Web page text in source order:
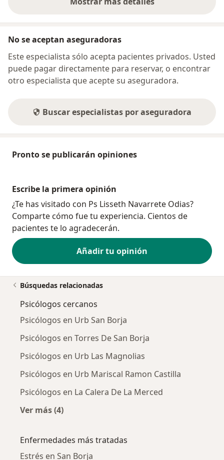
sobre la dirección
No se aceptan aseguradoras
Este especialista sólo acepta pacientes privados. Usted
puede pagar directamente para reservar, o encontrar
otro especialista que acepte su aseguradora.
Buscar especialistas por aseguradora
Pronto se publicarán opiniones
Escribe la primera opinión
¿Te has visitado con Ps Lisseth Navarrete Odias?
Comparte cómo fue tu experiencia. Cientos de
pacientes te lo agradecerán.
Añadir tu opinión
Búsquedas relacionadas
Psicólogos cercanos
Psicólogos en Urb San Borja
Psicólogos en Torres De San Borja
Psicólogos en Urb Las Magnolias
Psicólogos en Urb Mariscal Ramon Castilla
Psicólogos en La Calera De La Merced
Ver más (4)
Enfermedades más tratadas
Estrés en San Borja